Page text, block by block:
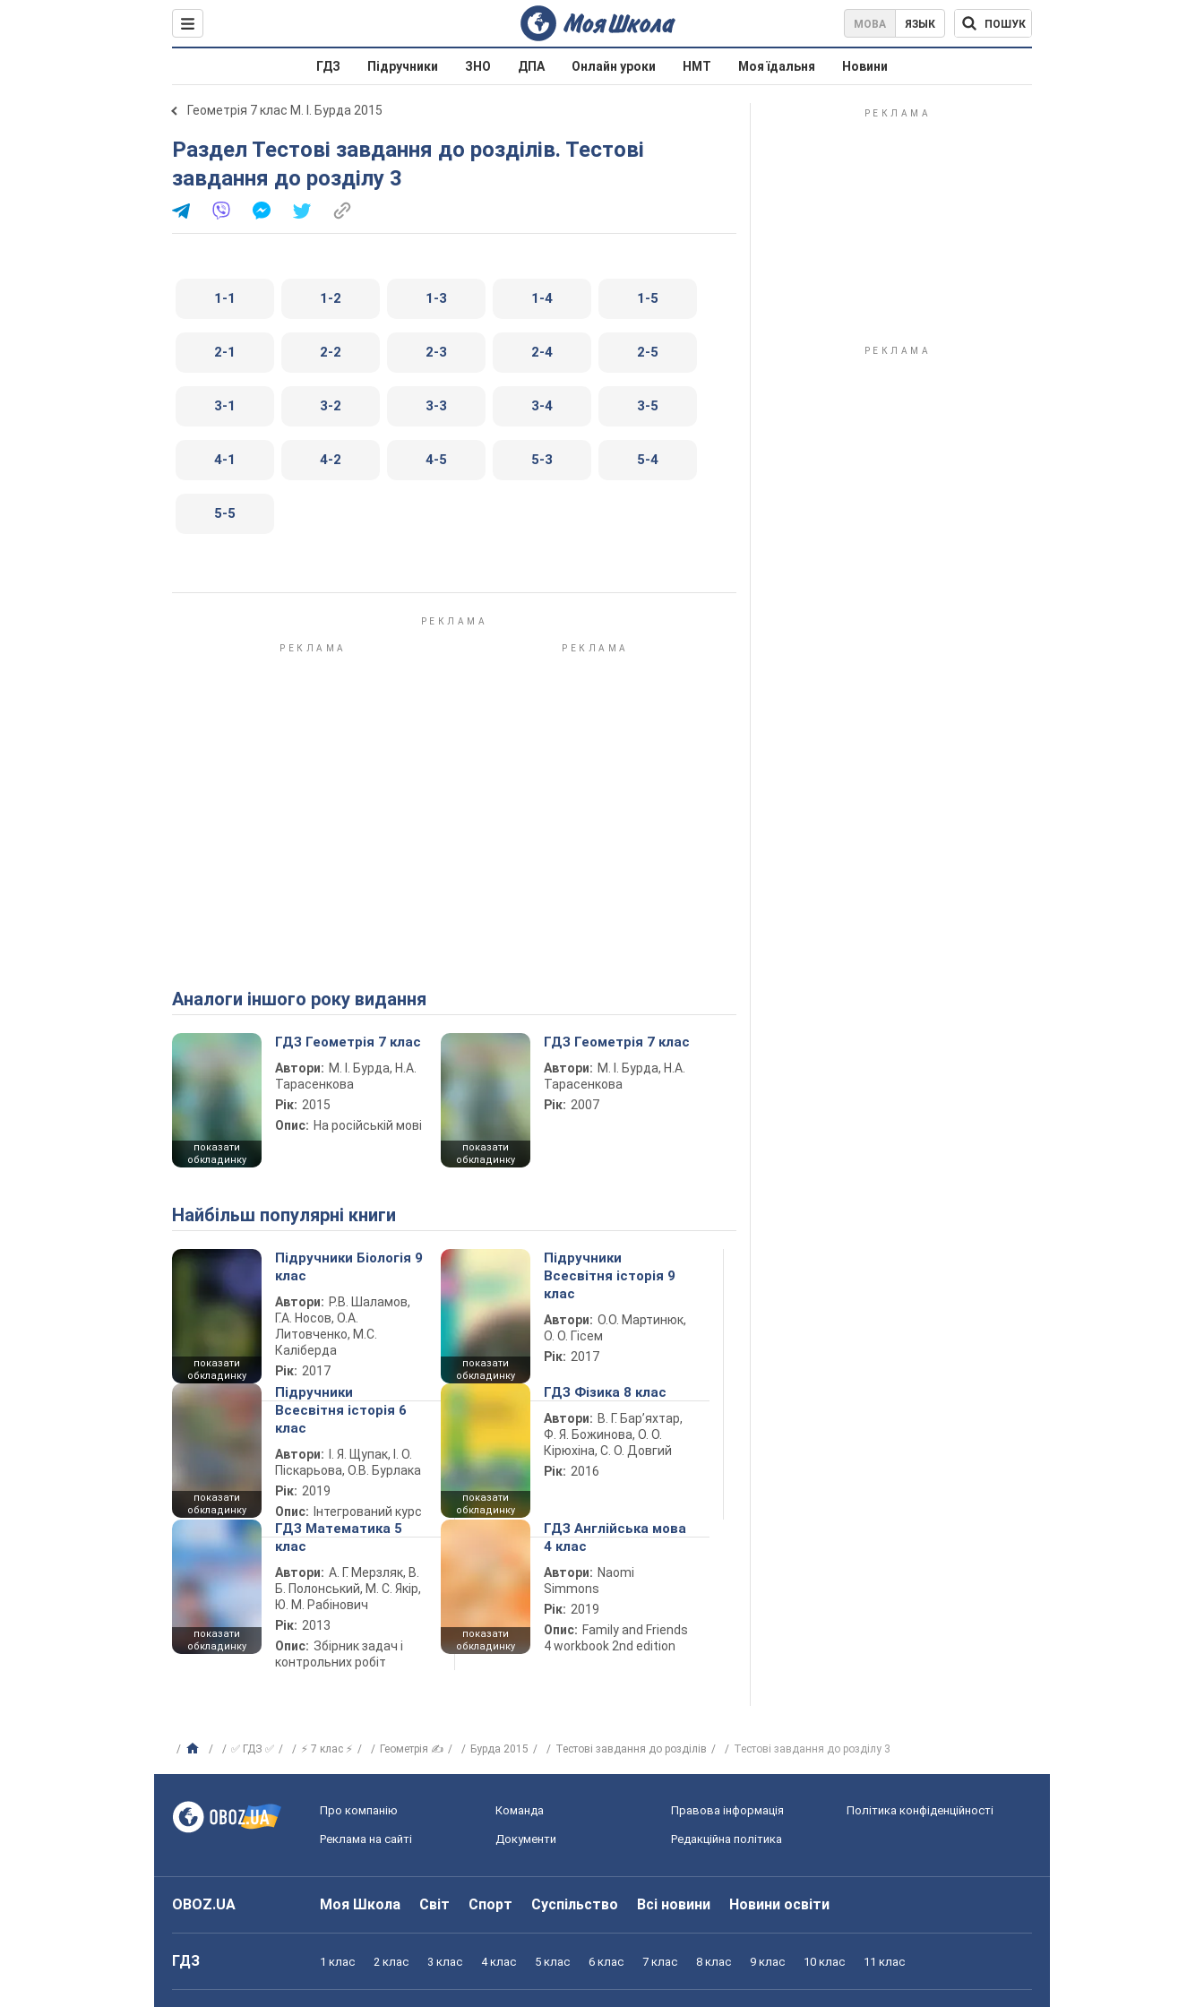
МОВА ЯЗЫК ПОШУК
ГДЗ Підручники ЗНО ДПА Онлайн уроки НМТ Моя їдальня Новини
Геометрія 7 клас М. І. Бурда 2015
Раздел Тестові завдання до розділів. Тестові
завдання до розділу 3
1-1 1-2 1-3 1-4 1-5
2-1 2-2 2-3 2-4 2-5
3-1 3-2 3-3 3-4 3-5
4-1 4-2 4-5 5-3 5-4
5-5
Аналоги іншого року видання
показати
обкладинку
ГДЗ Геометрія 7 клас
Автори: М. І. Бурда, Н.А.
Тарасенкова
Рік: 2015
Опис: На російській мові
показати
обкладинку
ГДЗ Геометрія 7 клас
Автори: М. І. Бурда, Н.А.
Тарасенкова
Рік: 2007
Найбільш популярні книги
показати
обкладинку
Підручники Біологія 9
клас
Автори: Р.В. Шаламов,
Г.А. Носов, О.А.
Литовченко, М.С.
Каліберда
Рік: 2017
показати
обкладинку
Підручники
Всесвітня історія 9
клас
Автори: О.О. Мартинюк,
О. О. Гісем
Рік: 2017
показати
обкладинку
Підручники
Всесвітня історія 6
клас
Автори:
І. Я. Щупак, І. О.
Піскарьова, О.В. Бурлака
Рік: 2019
Опис: Інтегрований курс
показати
обкладинку
ГДЗ Фізика 8 клас
Автори: В. Г. Бар’яхтар,
Ф. Я. Божинова, О. О.
Кірюхіна, С. О. Довгий
Рік: 2016
показати
обкладинку
ГДЗ Математика 5
клас
Автори: А. Г. Мерзляк, В.
Б. Полонський, М. С. Якір,
Ю. М. Рабінович
Рік: 2013
Опис: Збірник задач і
контрольних робіт
показати
обкладинку
ГДЗ Англійська мова
4 клас
Автори: Naomi
Simmons
Рік: 2019
Опис: Family and Friends
4 workbook 2nd edition
✅ ГДЗ ✅ ⚡ 7 клас ⚡ Геометрія ✍ Бурда 2015 Тестові завдання до розділів Тестові завдання до розділу 3
Про компанію Команда Правова інформація Політика конфіденційності
Реклама на сайті Документи Редакційна політика
OBOZ.UA Моя Школа Світ Спорт Суспільство Всі новини Новини освіти
ГДЗ 1 клас 2 клас 3 клас 4 клас 5 клас 6 клас 7 клас 8 клас 9 клас 10 клас 11 клас